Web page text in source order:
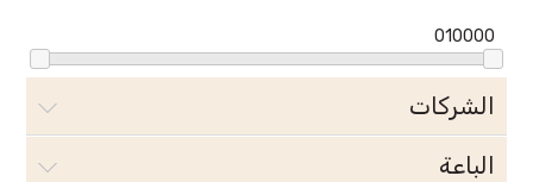
010000
الشركات
الباعة